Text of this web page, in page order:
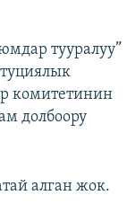
тууралуу”
комитетинин
долбоору
алган жок.